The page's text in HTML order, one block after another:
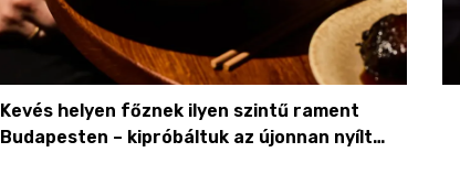
Kevés helyen főznek ilyen szintű rament
Budapesten – kipróbáltuk az újonnan nyílt